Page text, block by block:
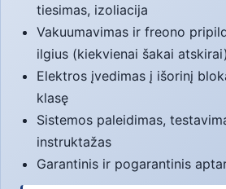
tiesimas, izoliacija
Vakuumavimas ir freono
ilgius (kiekvienai šakai atskirai)
Elektros įvedimas į išorinį
klasę
Sistemos paleidimas,
instruktažas
Garantinis ir pogarantinis